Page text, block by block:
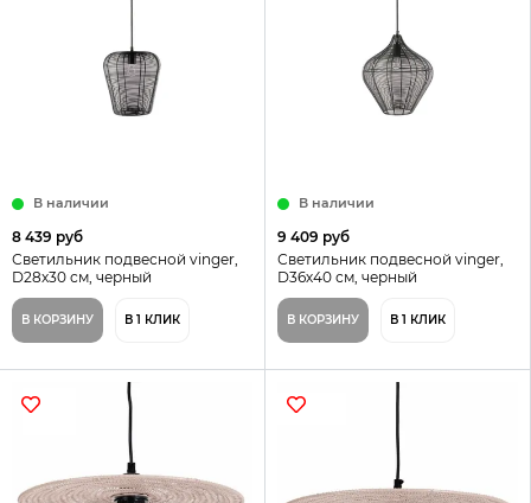
В наличии
8 439 руб
Светильник подвесной vinger,
D28х30 см, черный
В КОРЗИНУ В 1 КЛИК
В наличии
9 409 руб
Светильник подвесной vinger,
D36х40 см, черный
В КОРЗИНУ В 1 КЛИК